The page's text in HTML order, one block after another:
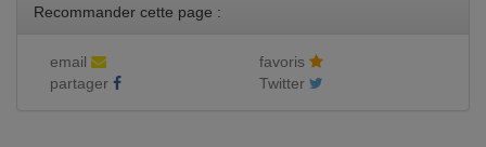
Recommander cette page :
email
favoris
partager
Twitter